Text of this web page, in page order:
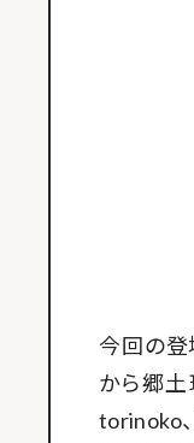
今回の登
から郷
torinoko、